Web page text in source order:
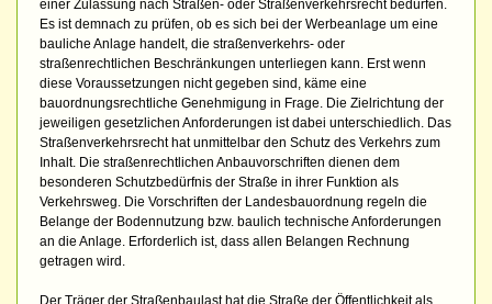
einer Zulassung nach Straßen- oder Straßenverkehrsrecht bedürfen.
Es ist demnach zu prüfen, ob es sich bei der Werbeanlage um eine
bauliche Anlage handelt, die straßenverkehrs- oder
straßenrechtlichen Beschränkungen unterliegen kann. Erst wenn
diese Voraussetzungen nicht gegeben sind, käme eine
bauordnungsrechtliche Genehmigung in Frage. Die Zielrichtung der
jeweiligen gesetzlichen Anforderungen ist dabei unterschiedlich. Das
Straßenverkehrsrecht hat unmittelbar den Schutz des Verkehrs zum
Inhalt. Die straßenrechtlichen Anbauvorschriften dienen dem
besonderen Schutzbedürfnis der Straße in ihrer Funktion als
Verkehrsweg. Die Vorschriften der Landesbauordnung regeln die
Belange der Bodennutzung bzw. baulich technische Anforderungen
an die Anlage. Erforderlich ist, dass allen Belangen Rechnung
getragen wird.